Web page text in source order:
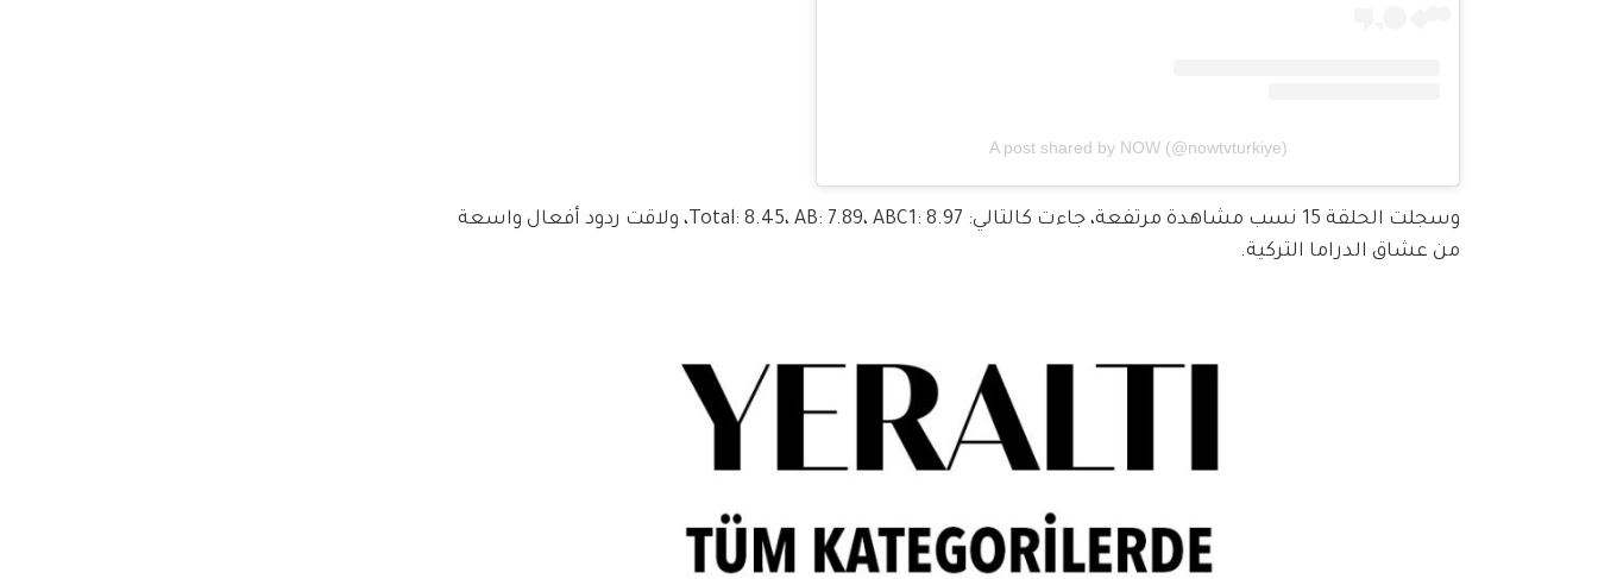
A post shared by NOW (@nowtvturkiye)
وسجلت الحلقة 15 نسب مشاهدة مرتفعة، جاءت كالتالي: Total: 8.45، AB: 7.89، ABC1: 8.97، ولاقت ردود أفعال واسعة
من عشاق الدراما التركية.